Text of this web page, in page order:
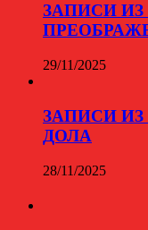
ЗАПИСИ ИЗ
29/11/2025
ЗАПИСИ ИЗ
ДОЛА
28/11/2025